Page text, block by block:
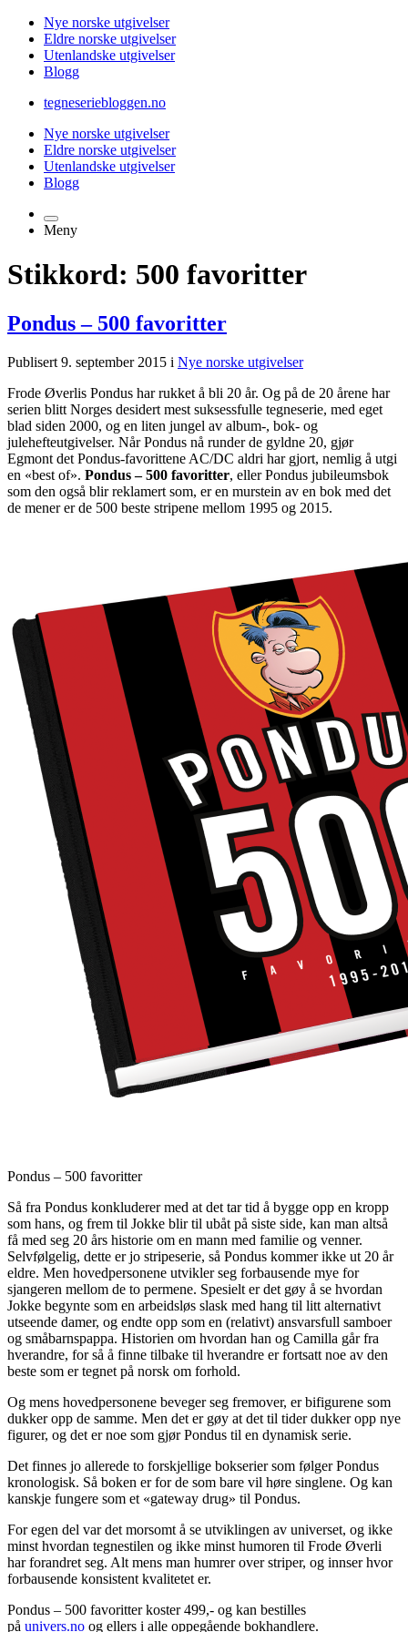
Nye norske utgivelser
Eldre norske utgivelser
Utenlandske utgivelser
Blogg
tegneseriebloggen.no
Nye norske utgivelser
Eldre norske utgivelser
Utenlandske utgivelser
Blogg
Meny
Stikkord: 500 favoritter
Pondus – 500 favoritter
Publisert 9. september 2015 i Nye norske utgivelser
Frode Øverlis Pondus har rukket å bli 20 år. Og på de 20 årene har
serien blitt Norges desidert mest suksessfulle tegneserie, med eget
blad siden 2000, og en liten jungel av album-, bok- og
julehefteutgivelser. Når Pondus nå runder de gyldne 20, gjør
Egmont det Pondus-favorittene AC/DC aldri har gjort, nemlig å utgi
en «best of». Pondus – 500 favoritter, eller Pondus jubileumsbok
som den også blir reklamert som, er en murstein av en bok med det
de mener er de 500 beste stripene mellom 1995 og 2015.
Pondus – 500 favoritter
Så fra Pondus konkluderer med at det tar tid å bygge opp en kropp
som hans, og frem til Jokke blir til ubåt på siste side, kan man altså
få med seg 20 års historie om en mann med familie og venner.
Selvfølgelig, dette er jo stripeserie, så Pondus kommer ikke ut 20 år
eldre. Men hovedpersonene utvikler seg forbausende mye for
sjangeren mellom de to permene. Spesielt er det gøy å se hvordan
Jokke begynte som en arbeidsløs slask med hang til litt alternativt
utseende damer, og endte opp som en (relativt) ansvarsfull samboer
og småbarnspappa. Historien om hvordan han og Camilla går fra
hverandre, for så å finne tilbake til hverandre er fortsatt noe av den
beste som er tegnet på norsk om forhold.
Og mens hovedpersonene beveger seg fremover, er bifigurene som
dukker opp de samme. Men det er gøy at det til tider dukker opp nye
figurer, og det er noe som gjør Pondus til en dynamisk serie.
Det finnes jo allerede to forskjellige bokserier som følger Pondus
kronologisk. Så boken er for de som bare vil høre singlene. Og kan
kanskje fungere som et «gateway drug» til Pondus.
For egen del var det morsomt å se utviklingen av universet, og ikke
minst hvordan tegnestilen og ikke minst humoren til Frode Øverli
har forandret seg. Alt mens man humrer over striper, og innser hvor
forbausende konsistent kvalitetet er.
Pondus – 500 favoritter koster 499,- og kan bestilles
på univers.no og ellers i alle oppegående bokhandlere.